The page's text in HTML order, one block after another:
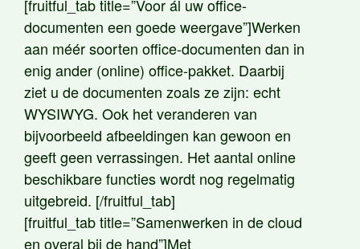
[fruitful_tab title=”Voor ál uw office-
documenten een goede weergave”]Werken
aan méér soorten office-documenten dan in
enig ander (online) office-pakket. Daarbij
ziet u de documenten zoals ze zijn: echt
WYSIWYG. Ook het veranderen van
bijvoorbeeld afbeeldingen kan gewoon en
geeft geen verrassingen. Het aantal online
beschikbare functies wordt nog regelmatig
uitgebreid. [/fruitful_tab]
[fruitful_tab title=”Samenwerken in de cloud
en overal bij de hand”]Met